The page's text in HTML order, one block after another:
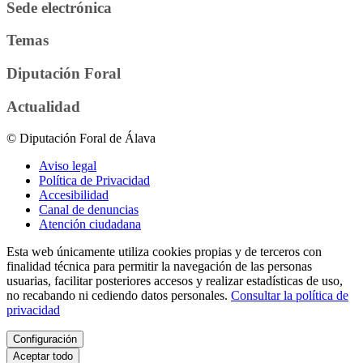
Sede electrónica
Temas
Diputación Foral
Actualidad
© Diputación Foral de Álava
Aviso legal
Política de Privacidad
Accesibilidad
Canal de denuncias
Atención ciudadana
Esta web únicamente utiliza cookies propias y de terceros con
finalidad técnica para permitir la navegación de las personas
usuarias, facilitar posteriores accesos y realizar estadísticas de uso,
no recabando ni cediendo datos personales. Consultar la política de
privacidad
Configuración
Aceptar todo